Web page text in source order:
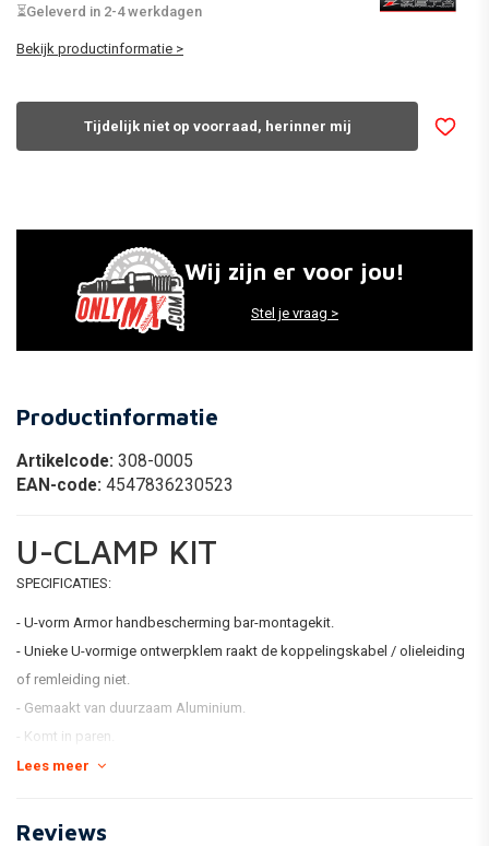
⏳Geleverd in 2-4 werkdagen
Bekijk productinformatie >
Tijdelijk niet op voorraad, herinner mij
Wij zijn er voor jou!
Stel je vraag >
Productinformatie
Artikelcode: 308-0005
EAN-code: 4547836230523
U-CLAMP KIT
SPECIFICATIES:
- U-vorm Armor handbescherming bar-montagekit.
- Unieke U-vormige ontwerpklem raakt de koppelingskabel / olieleiding
of remleiding niet.
- Gemaakt van duurzaam Aluminium.
- Komt in paren.
Lees meer
Reviews